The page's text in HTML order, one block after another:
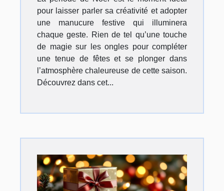
pour laisser parler sa créativité et adopter
une manucure festive qui illuminera
chaque geste. Rien de tel qu’une touche
de magie sur les ongles pour compléter
une tenue de fêtes et se plonger dans
l’atmosphère chaleureuse de cette saison.
Découvrez dans cet...